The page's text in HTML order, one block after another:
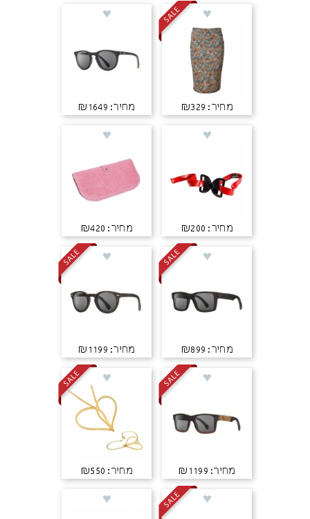
מחיר: ₪329 מחיר: ₪1649
מחיר: ₪200 מחיר: ₪420
מחיר: ₪899 מחיר: ₪1199
מחיר: ₪1199 מחיר: ₪550